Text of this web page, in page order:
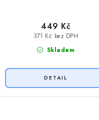
Skladem
371 Kč bez DPH
449 Kč